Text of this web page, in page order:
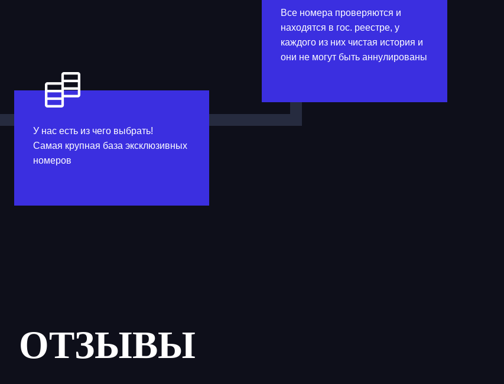
Все номера проверяются и
находятся в гос. реестре, у
каждого из них чистая история и
они не могут быть аннулированы
У нас есть из чего выбрать!
Самая крупная база эксклюзивных
номеров
ОТЗЫВЫ